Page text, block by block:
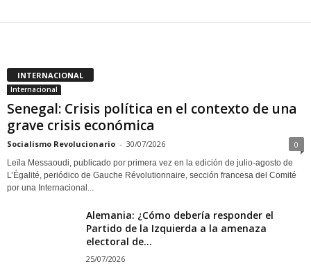
INTERNACIONAL
Internacional
Senegal: Crisis política en el contexto de una
grave crisis económica
Socialismo Revolucionario - 30/07/2026 0
Leïla Messaoudi, publicado por primera vez en la edición de julio-agosto de
L’Égalité, periódico de Gauche Révolutionnaire, sección francesa del Comité
por una Internacional...
Alemania: ¿Cómo debería responder el
Partido de la Izquierda a la amenaza
electoral de...
25/07/2026